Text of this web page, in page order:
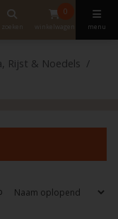
zoeken
0
winkelwagen menu
Rijst & Noedels